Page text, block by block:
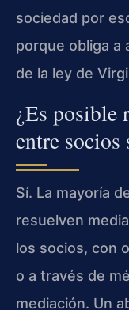
sociedad por
porque obliga a
de la ley de
¿Es posible
entre
Sí. La mayoría
resuelven
los socios, con
o a través de
mediación. Un